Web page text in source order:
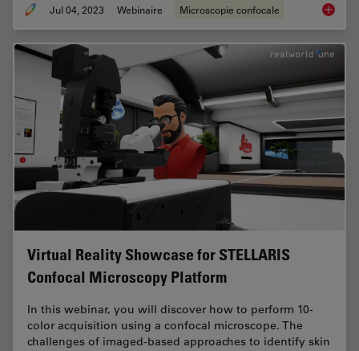
Jul 04, 2023 Webinaire Microscopie confocale
Virtual Reality Showcase for STELLARIS
Confocal Microscopy Platform
In this webinar, you will discover how to perform 10-
color acquisition using a confocal microscope. The
challenges of imaged-based approaches to identify skin